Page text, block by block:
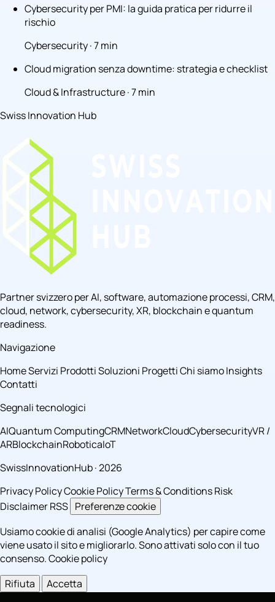
Cybersecurity per PMI: la guida pratica per ridurre il
rischio
Cybersecurity · 7 min
Cloud migration senza downtime: strategia e checklist
Cloud & Infrastructure · 7 min
Swiss Innovation Hub
Partner svizzero per AI, software, automazione processi, CRM,
cloud, network, cybersecurity, XR, blockchain e quantum
readiness.
Navigazione
HomeServizi ProdottiSoluzioni ProgettiChi siamoInsights
Contatti
Segnali tecnologici
AIQuantum ComputingCRMNetworkCloudCybersecurityVR /
ARBlockchainRoboticaIoT
SwissInnovationHub · 2026
Privacy PolicyCookie PolicyTerms & ConditionsRisk
DisclaimerRSS Preferenze cookie
Usiamo cookie di analisi (Google Analytics) per capire come
viene usato il sito e migliorarlo. Sono attivati solo con il tuo
consenso.Cookie policy
Rifiuta
Accetta